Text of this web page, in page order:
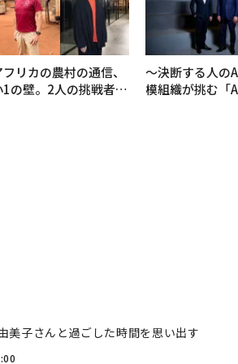
フリカの農村の通信、
1の壁。2人の挑戦者が
〜決断する人の
模組織が挑む「
美子さんと過ごした時間を思い出す